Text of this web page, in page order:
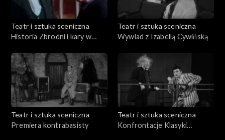
Teatr i sztuka sceniczna
Historia Zbrodni i kary w
Teatr i sztuka sceniczna
Wywiad z Izabellą Cywińską
Teatr i sztuka sceniczna
Premiera kontrabasisty
Teatr i sztuka sceniczna
Konfrontacje Klasyki